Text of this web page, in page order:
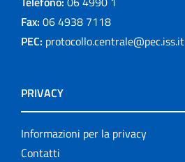
Fax: 06 4938 7118
PEC: protocollo.centrale@pec.iss.it
PRIVACY
Informazioni per la privacy
Contatti